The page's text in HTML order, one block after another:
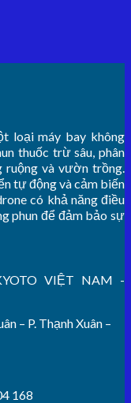
loại máy bay không
thuốc trừ sâu, phân
ruộng và vườn trồng.
tự động và cảm biến
có khả năng điều
phun để đảm bảo sự
VIỆT NAM -
– P. Thạnh Xuân –
168